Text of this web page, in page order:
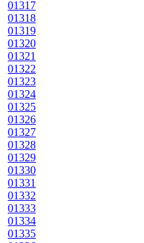
01317
01318
01319
01320
01321
01322
01323
01324
01325
01326
01327
01328
01329
01330
01331
01332
01333
01334
01335